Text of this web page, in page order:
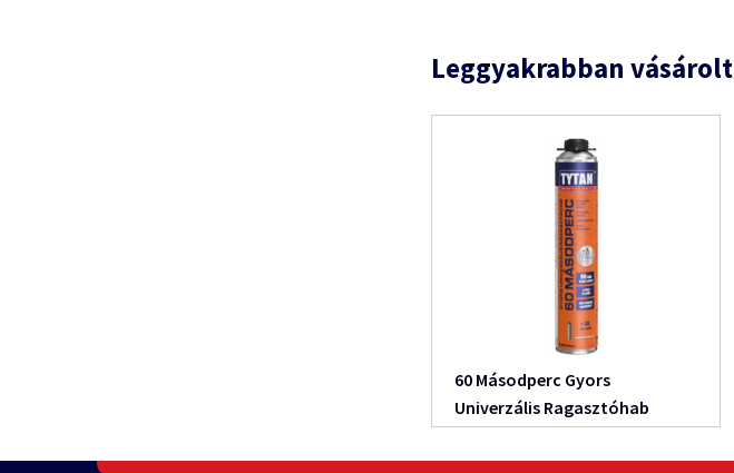
Leggyakrabban vásárolt
60 Másodperc Gyors
Univerzális Ragasztóhab